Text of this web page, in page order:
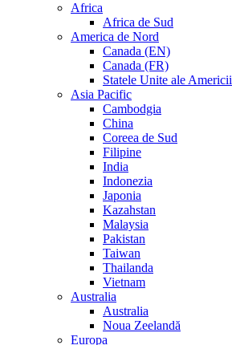
Africa
Africa de Sud
America de Nord
Canada (EN)
Canada (FR)
Statele Unite ale Americii
Asia Pacific
Cambodgia
China
Coreea de Sud
Filipine
India
Indonezia
Japonia
Kazahstan
Malaysia
Pakistan
Taiwan
Thailanda
Vietnam
Australia
Australia
Noua Zeelandă
Europa